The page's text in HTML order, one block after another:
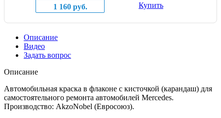
1 160 руб. Купить
Описание
Видео
Задать вопрос
Описание
Автомобильная краска в флаконе с кисточкой (карандаш) для
самостоятельного ремонта автомобилей Mercedes.
Производство: AkzoNobel (Евросоюз).